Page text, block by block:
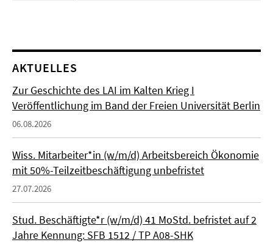
AKTUELLES
Zur Geschichte des LAI im Kalten Krieg I
Veröffentlichung im Band der Freien Universität Berlin
06.08.2026
Wiss. Mitarbeiter*in (w/m/d) Arbeitsbereich Ökonomie
mit 50%-Teilzeitbeschäftigung unbefristet
27.07.2026
Stud. Beschäftigte*r (w/m/d) 41 MoStd. befristet auf 2
Jahre Kennung: SFB 1512 / TP A08-SHK